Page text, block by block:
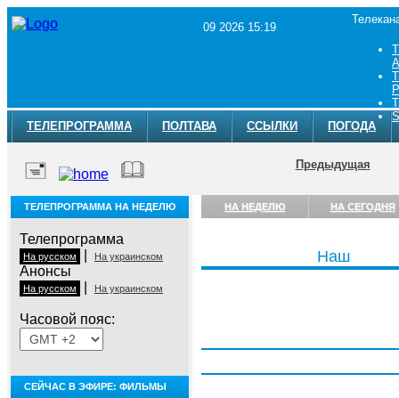
09 2026 15:19
ТЕЛЕПРОГРАММА ПОЛТАВА ССЫЛКИ ПОГОДА
Предыдущая
ТЕЛЕПРОГРАММА НА НЕДЕЛЮ
Телепрограмма
На русском На украинском
Анонсы
На русском На украинском
Часовой пояс:
СЕЙЧАС В ЭФИРЕ: ФИЛЬМЫ
НА НЕДЕЛЮ НА СЕГОДНЯ
Наш